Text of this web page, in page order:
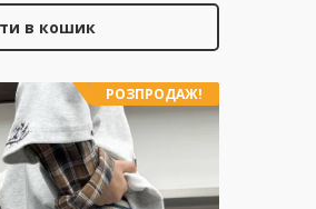
485.46 грн..
в кошик
РОЗПРОДАЖ!